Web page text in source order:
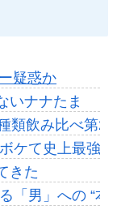
疑惑か
いナナたま
類飲み比べ第
ケて史上最強
きた
「男」への “本